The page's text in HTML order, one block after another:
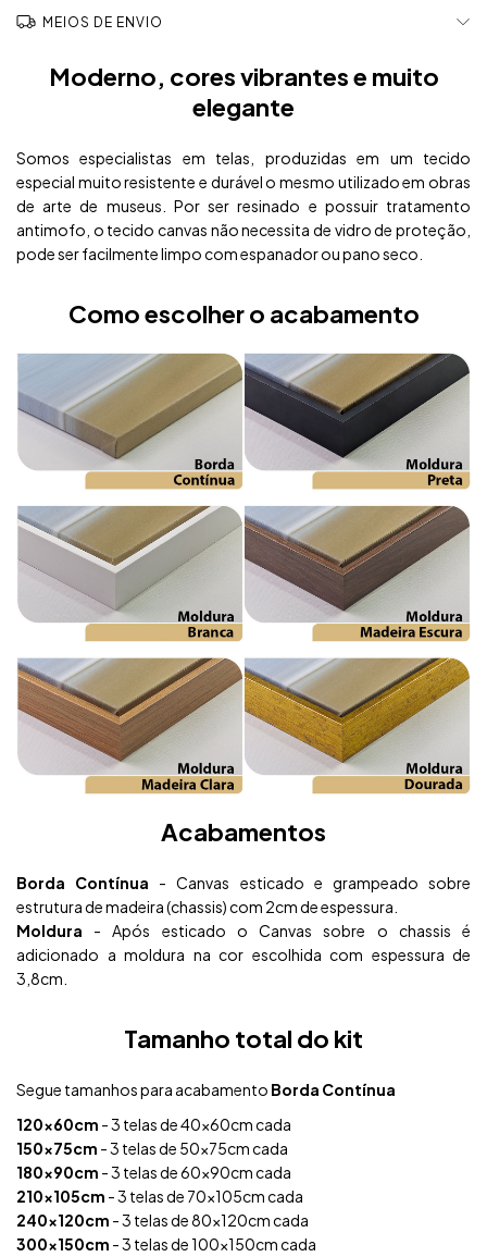
MEIOS DE ENVIO
Moderno, cores vibrantes e muito
elegante
Somos especialistas em telas, produzidas em um tecido
especial muito resistente e durável o mesmo utilizado em obras
de arte de museus. Por ser resinado e possuir tratamento
antimofo, o tecido canvas não necessita de vidro de proteção,
pode ser facilmente limpo com espanador ou pano seco.
Como escolher o acabamento
Acabamentos
Borda Contínua - Canvas esticado e grampeado sobre
estrutura de madeira (chassis) com 2cm de espessura.
Moldura - Após esticado o Canvas sobre o chassis é
adicionado a moldura na cor escolhida com espessura de
3,8cm.
Tamanho total do kit
Segue tamanhos para acabamento Borda Contínua
120x60cm - 3 telas de 40x60cm cada
150x75cm - 3 telas de 50x75cm cada
180x90cm - 3 telas de 60x90cm cada
210x105cm - 3 telas de 70x105cm cada
240x120cm - 3 telas de 80x120cm cada
300x150cm - 3 telas de 100x150cm cada